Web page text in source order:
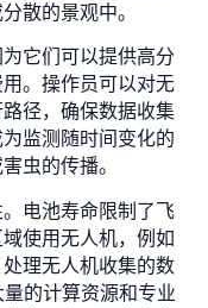
散的景观中。
它们可以提供高分
。操作员可以对无
径，确保数据收集
监测随时间变化的
虫的传播。
电池寿命限制了飞
使用无人机，例如
理无人机收集的数
的计算资源和专业